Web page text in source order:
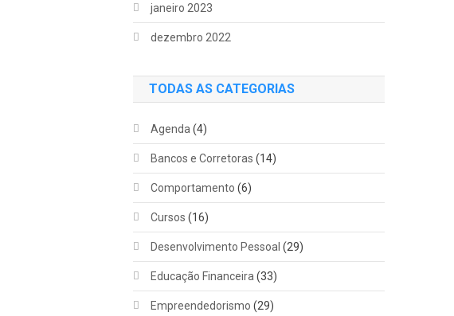
janeiro 2023
dezembro 2022
TODAS AS CATEGORIAS
Agenda (4)
Bancos e Corretoras (14)
Comportamento (6)
Cursos (16)
Desenvolvimento Pessoal (29)
Educação Financeira (33)
Empreendedorismo (29)